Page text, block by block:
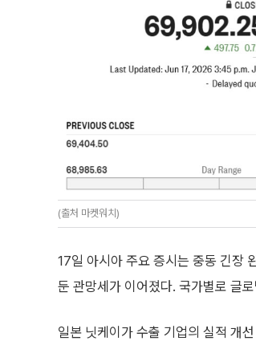
(출처 마켓워치)
17일 아시아 주요 증시는 중동 긴장
둔 관망세가 이어졌다. 국가별로 글
일본 닛케이가 수출 기업의 실적 개